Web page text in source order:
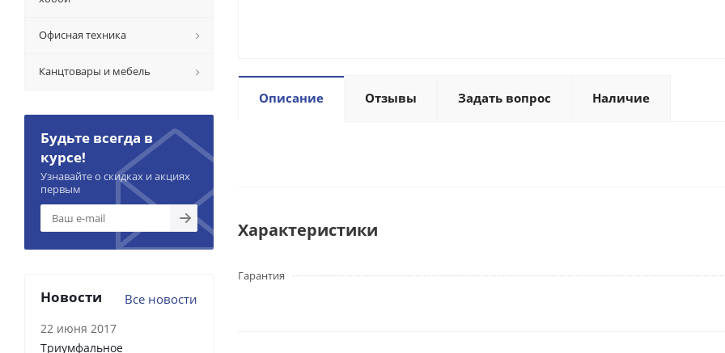
Описание Отзывы Задать вопрос Наличие
Характеристики
Гарантия
Офисная техника
Канцтовары и мебель
Будьте всегда в
курсе!
Узнавайте о скидках и акциях
первым
Новости Все новости
22 июня 2017
Триумфальное